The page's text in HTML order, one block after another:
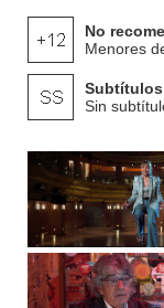
No
Menores
Subtítulos
Sin